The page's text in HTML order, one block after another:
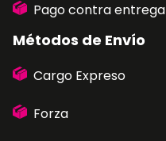
Pago contra entrega
Métodos de Envío
Cargo Expreso
Forza